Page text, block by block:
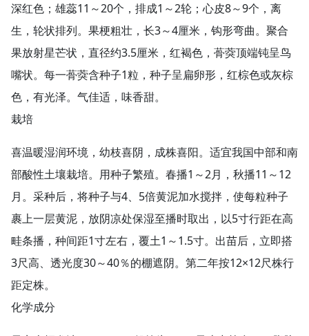
深红色；雄蕊11～20个，排成1～2轮；心皮8～9个，离
生，轮状排列。果梗粗壮，长3～4厘米，钩形弯曲。聚合
果放射星芒状，直径约3.5厘米，红褐色，蓇葖顶端钝呈鸟
嘴状。每一蓇葖含种子1粒，种子呈扁卵形，红棕色或灰棕
色，有光泽。气佳适，味香甜。
栽培
喜温暖湿润环境，幼枝喜阴，成株喜阳。适宜我国中部和南
部酸性土壤栽培。用种子繁殖。春播1～2月，秋播11～12
月。采种后，将种子与4、5倍黄泥加水搅拌，使每粒种子
裹上一层黄泥，放阴凉处保湿至播时取出，以5寸行距在高
畦条播，种间距1寸左右，覆土1～1.5寸。出苗后，立即搭
3尺高、透光度30～40％的棚遮阴。第二年按12×12尺株行
距定株。
化学成分